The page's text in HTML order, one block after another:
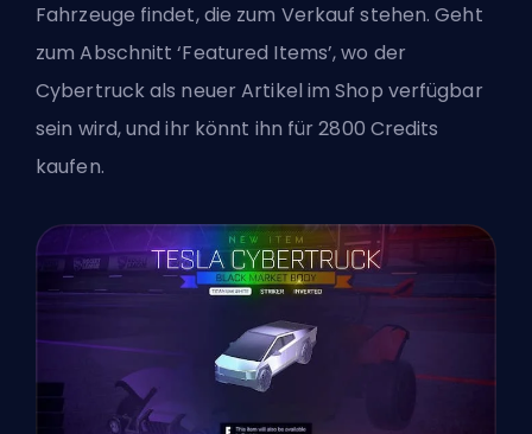
Fahrzeuge findet, die zum Verkauf stehen. Geht
zum Abschnitt ‘Featured Items’, wo der
Cybertruck als neuer Artikel im Shop verfügbar
sein wird, und ihr könnt ihn für2800 Credits
kaufen.